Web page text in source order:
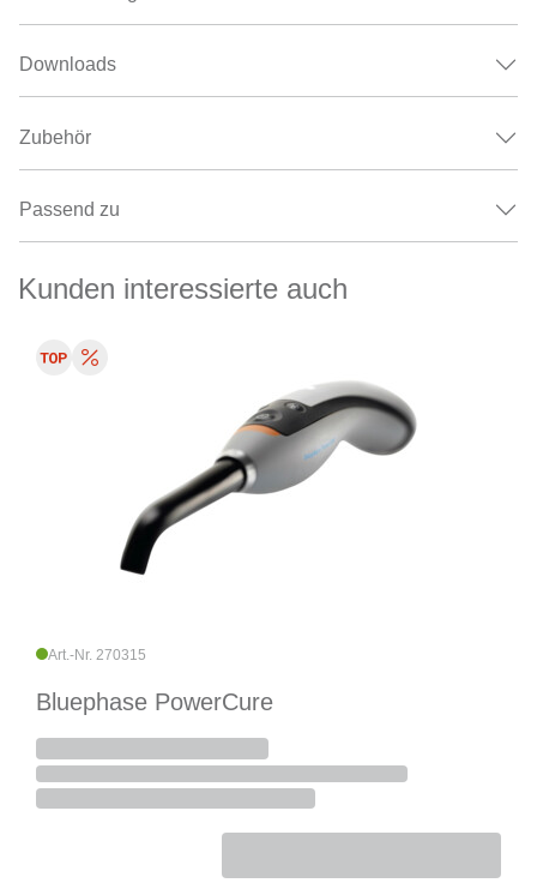
Downloads
Zubehör
Passend zu
Kunden interessierte auch
Art.-Nr. 270315
Bluephase PowerCure